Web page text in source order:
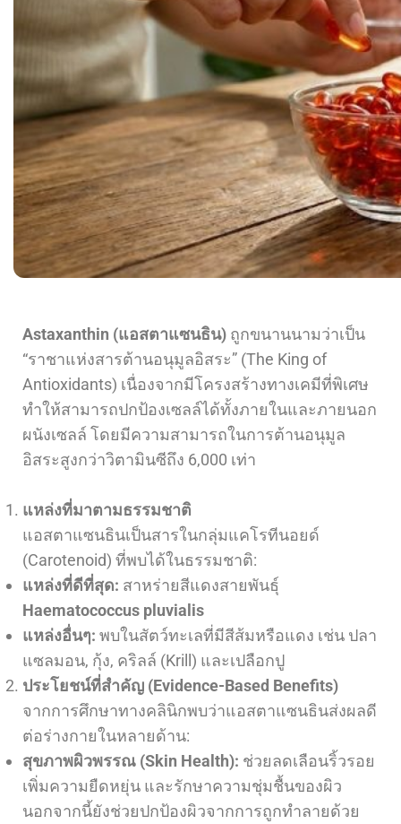
Astaxanthin (แอสตาแซนธิน) ถูกขนานนามว่าเป็น
“ราชาแห่งสารต้านอนุมูลอิสระ” (The King of
Antioxidants) เนื่องจากมีโครงสร้างทางเคมีที่พิเศษ
ทำให้สามารถปกป้องเซลล์ได้ทั้งภายในและภายนอก
ผนังเซลล์ โดยมีความสามารถในการต้านอนุมูล
อิสระสูงกว่าวิตามินซีถึง 6,000 เท่า
แหล่งที่มาตามธรรมชาติ
แอสตาแซนธินเป็นสารในกลุ่มแคโรทีนอยด์
(Carotenoid) ที่พบได้ในธรรมชาติ:
แหล่งที่ดีที่สุด: สาหร่ายสีแดงสายพันธุ์
Haematococcus pluvialis
แหล่งอื่นๆ: พบในสัตว์ทะเลที่มีสีส้มหรือแดง เช่น ปลา
แซลมอน, กุ้ง, คริลล์ (Krill) และเปลือกปู
ประโยชน์ที่สำคัญ (Evidence-Based Benefits)
จากการศึกษาทางคลินิกพบว่าแอสตาแซนธินส่งผลดี
ต่อร่างกายในหลายด้าน:
สุขภาพผิวพรรณ (Skin Health): ช่วยลดเลือนริ้วรอย
เพิ่มความยืดหยุ่น และรักษาความชุ่มชื้นของผิว
นอกจากนี้ยังช่วยปกป้องผิวจากการถูกทำลายด้วย